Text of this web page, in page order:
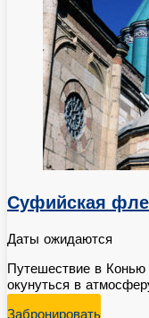
Суфийская
Даты ожидаются
Путешествие в Конью
окунуться в
Забронировать